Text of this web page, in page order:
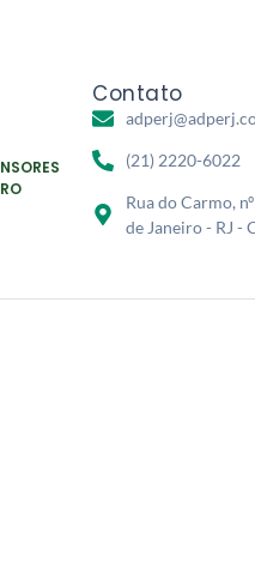
Contato
(21) 2220-6022
Rua do Carmo,
de Janeiro - RJ -